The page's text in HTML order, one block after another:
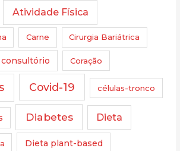
Atividade Física
Carne Cirurgia Bariátrica
consultório Coração
Covid-19 células-tronco
Diabetes Dieta
Dieta plant-based